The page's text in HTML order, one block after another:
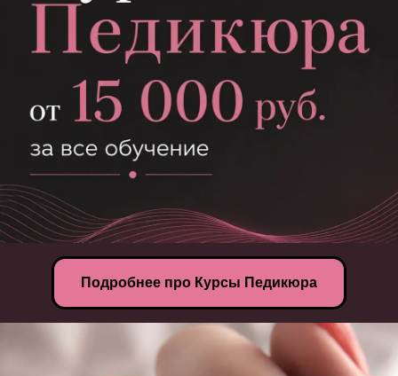
Подробнее про Курсы Педикюра